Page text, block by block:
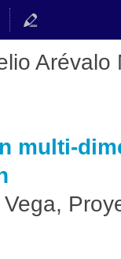
La
multi-